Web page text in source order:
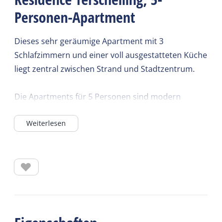
Personen-Apartment
Dieses sehr geräumige Apartment mit 3
Schlafzimmern und einer voll ausgestatteten Küche
liegt zentral zwischen Strand und Stadtzentrum.
Die Apartments für 5 Personen sind modern
drei Schlafzimmer: zwei mit je zwei
möbliert und mit einem Smart-TV ausgestattet.
Induktionskochfeld, Geschirrspüler, Nespresso-
Weiterlesen